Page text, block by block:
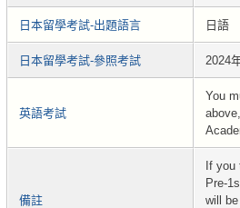
日本留學考試-出題語言 日語
日本留學考試-參照考試 2024
英語考試
You
備註
If
Pre-
will be